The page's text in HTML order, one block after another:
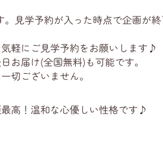
見学予約が入った時点で企画が
軽にご見学予約をお願いします♪
お届け(全国無料)も可能です。
切ございません。
高！温和な心優しい性格です♪